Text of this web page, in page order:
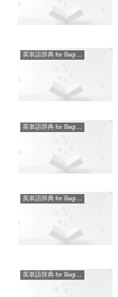
英単語辞典 for Beginners
英単語辞典 for Beginners
英単語辞典 for Beginners
英単語辞典 for Beginners